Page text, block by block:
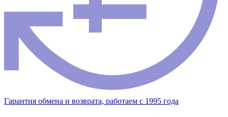
Гарантия обмена и возврата, работаем с 1995 года